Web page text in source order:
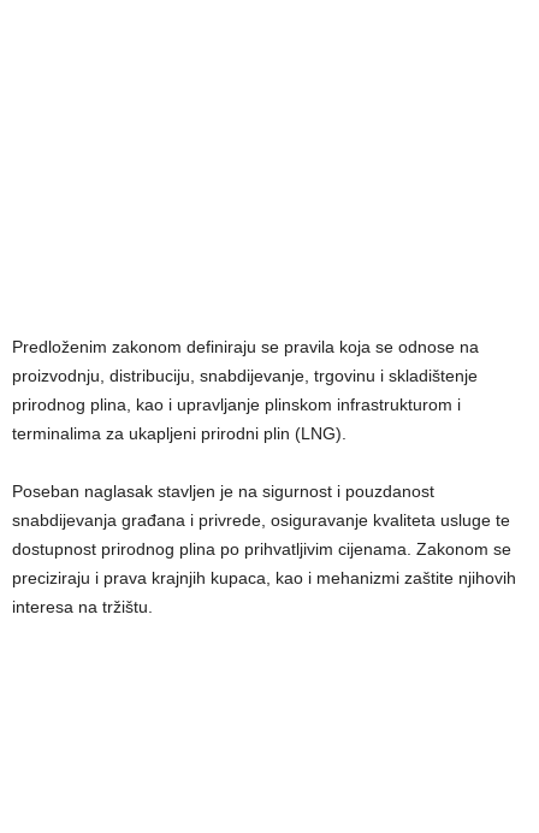
Predloženim zakonom definiraju se pravila koja se odnose na
proizvodnju, distribuciju, snabdijevanje, trgovinu i skladištenje
prirodnog plina, kao i upravljanje plinskom infrastrukturom i
terminalima za ukapljeni prirodni plin (LNG).
Poseban naglasak stavljen je na sigurnost i pouzdanost
snabdijevanja građana i privrede, osiguravanje kvaliteta usluge te
dostupnost prirodnog plina po prihvatljivim cijenama. Zakonom se
preciziraju i prava krajnjih kupaca, kao i mehanizmi zaštite njihovih
interesa na tržištu.